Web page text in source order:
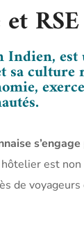
Indien,
sa
s’engage
est
de